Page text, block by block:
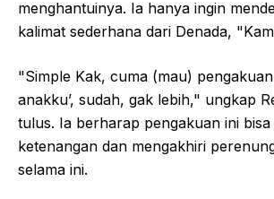
menghantuinya. Ia hanya ingin
kalimat sederhana dari Denada,
"Simple Kak, cuma (mau) pengakuan
anakku’, sudah, gak lebih," ungkap
tulus. Ia berharap pengakuan ini
ketenangan dan mengakhiri
selama ini.